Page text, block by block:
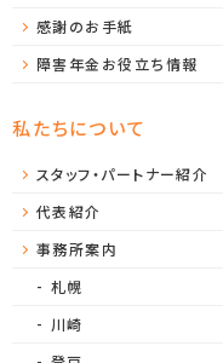
感謝のお手紙
障害年金お役立ち情報
私たちについて
スタッフ・パートナー紹介
代表紹介
事務所案内
札幌
川崎